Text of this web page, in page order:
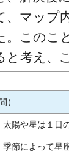
、マップ
。このこ
と考え、
）
太陽や星は１日
季節によって星